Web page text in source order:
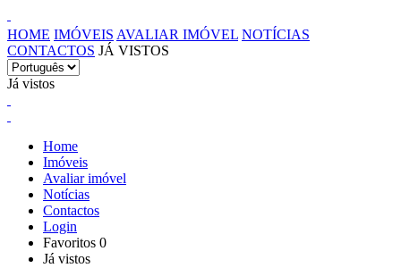
HOME IMÓVEIS AVALIAR IMÓVEL NOTÍCIAS
CONTACTOS JÁ VISTOS
Já vistos
Home
Imóveis
Avaliar imóvel
Notícias
Contactos
Login
Favoritos 0
Já vistos